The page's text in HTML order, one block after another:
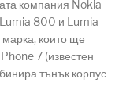
компания Nokia
800 и Lumia
марка, които ще
7 (известен
тънък корпус